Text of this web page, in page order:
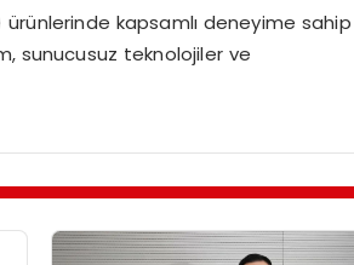
ürünlerinde kapsamlı deneyime sahip
sunucusuz teknolojiler ve